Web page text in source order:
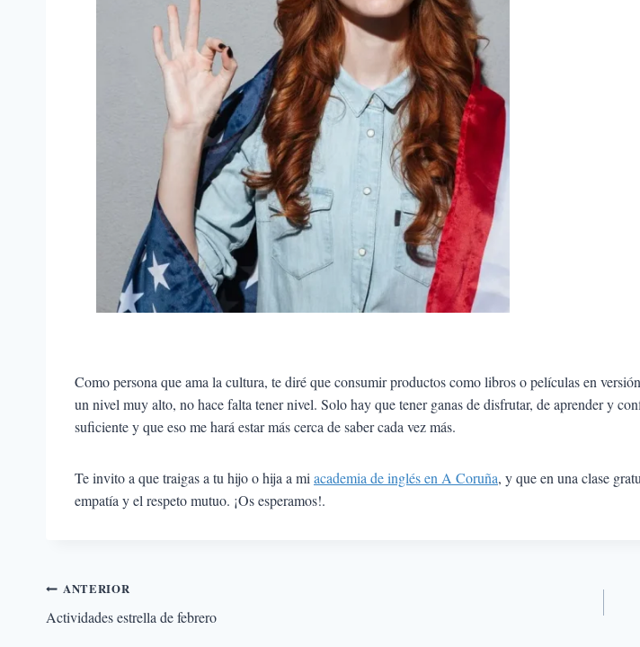
Como persona que ama la cultura, te diré que consumir productos como libros o películas en
un nivel muy alto, no hace falta tener nivel. Solo hay que tener ganas de disfrutar, de aprender y
suficiente y que eso me hará estar más cerca de saber cada vez más.
Te invito a que traigas a tu hijo o hija a mi academia de inglés en A Coruña, y que en una clase
empatía y el respeto mutuo. ¡Os esperamos!.
Navegación
de
ANTERIOR
Actividades estrella de febrero